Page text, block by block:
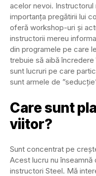
acelor nevoi.
importanța pregătirii lui
oferă workshop-uri și
instructorii mereu
din programele pe care
trebuie să aibă
sunt lucruri pe care
sunt armele de
Care sunt
viitor?
Sunt concentrat pe
Acest lucru nu înseamnă
instructori Steel. Mă